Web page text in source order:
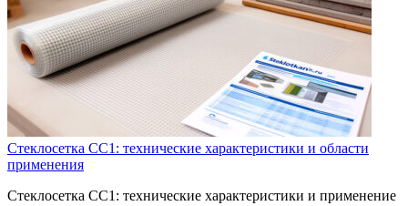
Стеклосетка СС1: технические характеристики и области
применения
Стеклосетка СС1: технические характеристики и применение